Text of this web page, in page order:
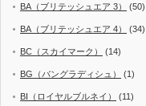
BA（ブリテッシュエア 3） (50)
BA（ブリテッシュエア 4） (34)
BC（スカイマーク） (14)
BG（バングラディシュ） (1)
BI（ロイヤルブルネイ） (11)